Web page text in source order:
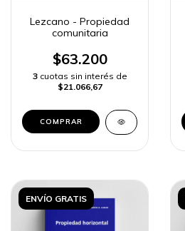
Lezcano - Propiedad
comunitaria
$63.200
3 cuotas sin interés de
$21.066,67
COMPRAR
ENVÍO GRATIS